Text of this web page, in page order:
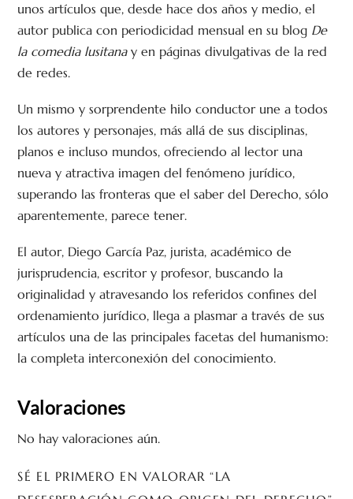
unos artículos que, desde hace dos años y medio, el
autor publica con periodicidad mensual en su blog De
la comedia lusitanay en páginas divulgativas de la red
de redes.
Un mismo y sorprendente hilo conductor une a todos
los autores y personajes, más allá de sus disciplinas,
planos e incluso mundos, ofreciendo al lector una
nueva y atractiva imagen del fenómeno jurídico,
superando las fronteras que el saber del Derecho, sólo
aparentemente, parece tener.
El autor, Diego García Paz, jurista, académico de
jurisprudencia, escritor y profesor, buscando la
originalidad y atravesando los referidos confines del
ordenamiento jurídico, llega a plasmar a través de sus
artículos una de las principales facetas del humanismo:
la completa interconexión del conocimiento.
Valoraciones
No hay valoraciones aún.
SÉ EL PRIMERO EN VALORAR “LA